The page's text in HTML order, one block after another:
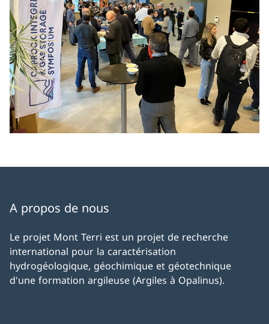
A propos de nous
Le projet Mont Terri est un projet de recherche
international pour la caractérisation
hydrogéologique, géochimique et géotechnique
d'une formation argileuse (Argiles à Opalinus).